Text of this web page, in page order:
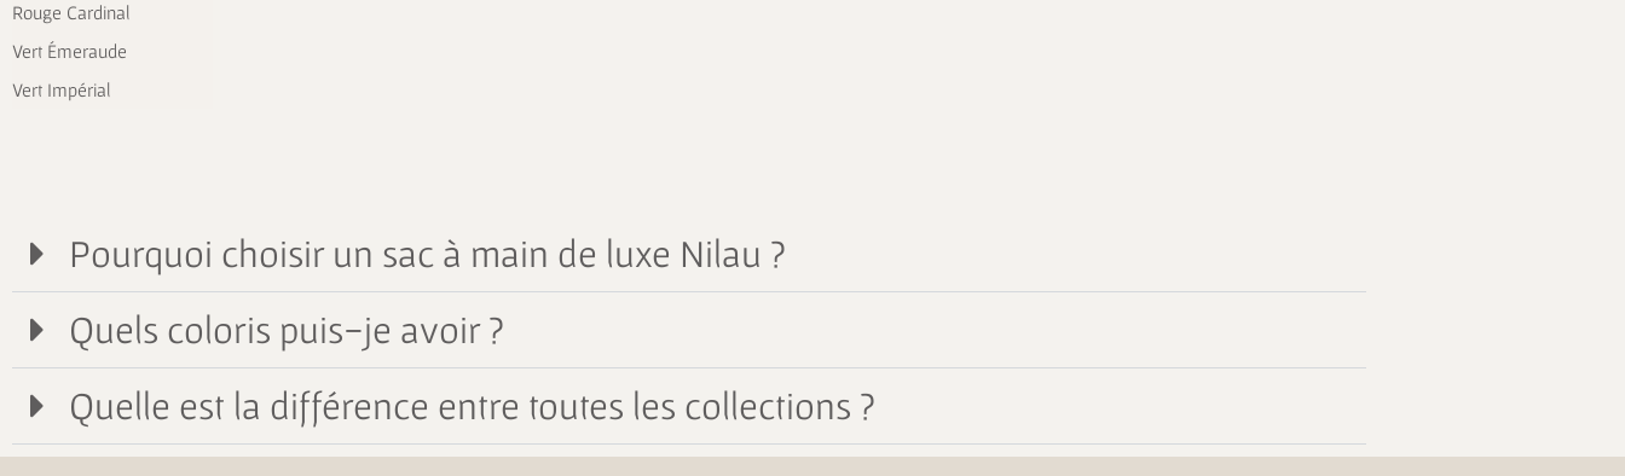
Rouge Cardinal
Vert Émeraude
Vert Impérial
Pourquoi choisir un sac à main de luxe Nilau ?
Quels coloris puis-je avoir ?
Quelle est la différence entre toutes les collections ?